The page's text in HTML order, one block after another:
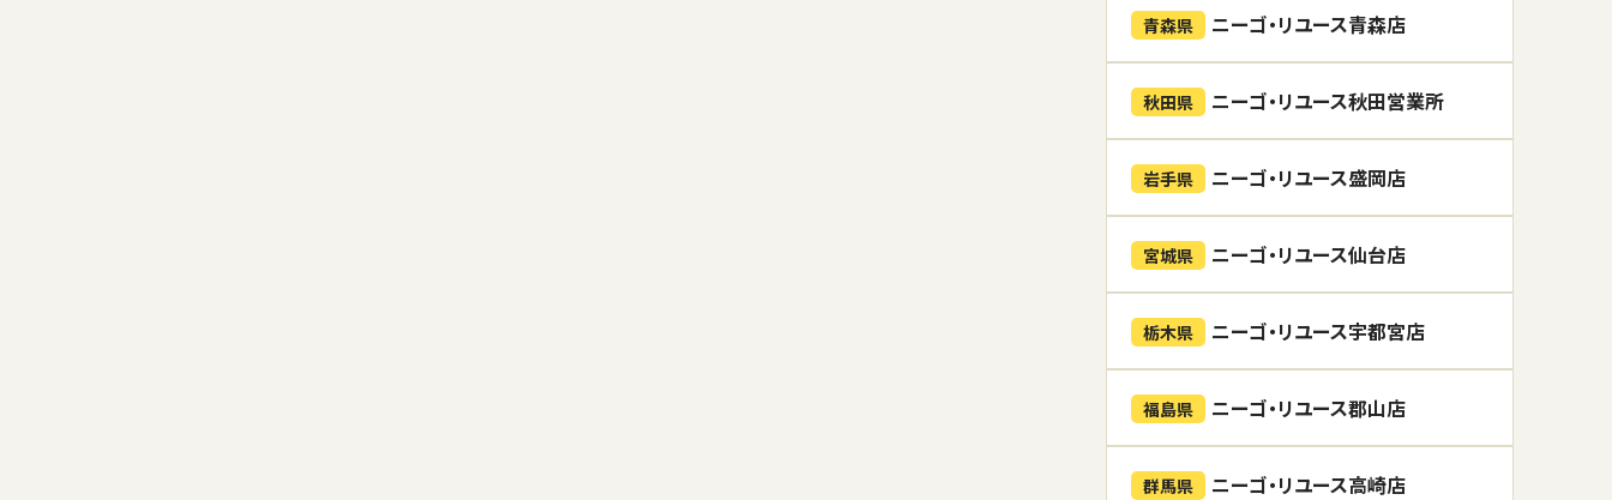
青森県 ニーゴ・リユース青森店
秋田県 ニーゴ・リユース秋田営業所
岩手県 ニーゴ・リユース盛岡店
宮城県 ニーゴ・リユース仙台店
栃木県 ニーゴ・リユース宇都宮店
福島県 ニーゴ・リユース郡山店
群馬県 ニーゴ・リユース高崎店